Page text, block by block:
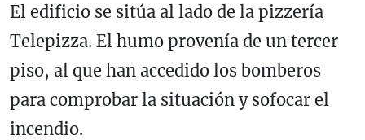
El edificio se sitúa al lado de la pizzería
Telepizza. El humo provenía de un tercer
piso, al que han accedido los bomberos
para comprobar la situación y sofocar el
incendio.